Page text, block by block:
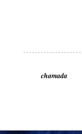
chamada